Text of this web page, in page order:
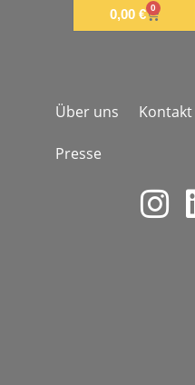
0,00 € 0
Über uns Kontakt
Presse